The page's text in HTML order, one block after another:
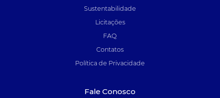
Sustentabilidade
Licitações
FAQ
Contatos
Política de Privacidade
Fale Conosco